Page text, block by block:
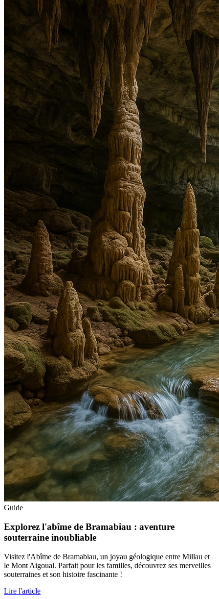
Guide
Explorez l'abîme de Bramabiau : aventure
souterraine inoubliable
Visitez l'Abîme de Bramabiau, un joyau géologique entre Millau et
le Mont Aigoual. Parfait pour les familles, découvrez ses merveilles
souterraines et son histoire fascinante !
Lire l'article